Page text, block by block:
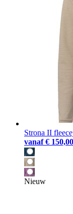
Strona II
vanaf € 150,00
Nieuw